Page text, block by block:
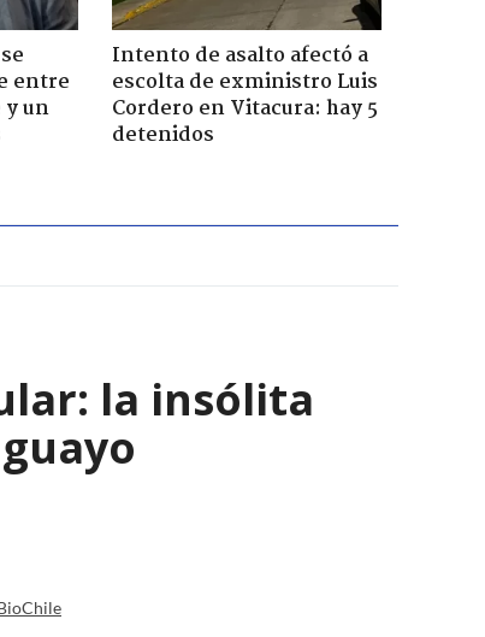
entre
y un
Intento de asalto afectó a
escolta de exministro Luis
Cordero en Vitacura: hay 5
detenidos
la insólita